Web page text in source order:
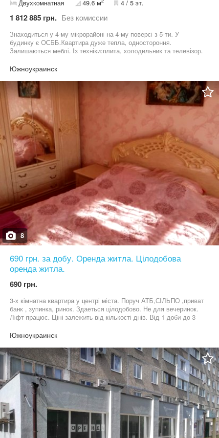
Двухкомнатная 49.6 м 4 / 5 эт.
1 812 885 грн. Без комиссии
Знаходиться у 4-му мікрорайоні на 4-му поверсі з 5-ти. У
будинку є ОСББ.Квартира дуже тепла, одностороння.
Залишаються меблі. Із техніки:плита, холодильник та телевізор.
Южноукраинск
8
690 грн. за добу. Оренда житла. Цілодобова
оренда житла.
690 грн.
3-х кімнатна квартира у центрі міста. Поруч АТБ,СІЛЬПО ,приват
банк , зупинка, ринок. Здаеться цілодобово. Не для вечеринок.
Ліфт працює. Ціні залежить від кількості днів. Від 1 доби до 3
добу Від 7 діб до 10 діб коштує 850 грн за добу Від 11 діб до 21
діб коштує 800 грн за добу Від 21 доби до 30 діб коштує 750 грн
за добу Від 30 діб коштує 690 грн за добу. Не менш ніж 200 грн.
за одного гістя.
Южноукраинск